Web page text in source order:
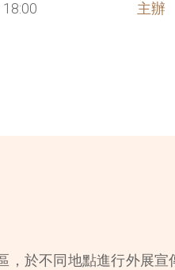
18:00 主辦
於不同地點進行外展